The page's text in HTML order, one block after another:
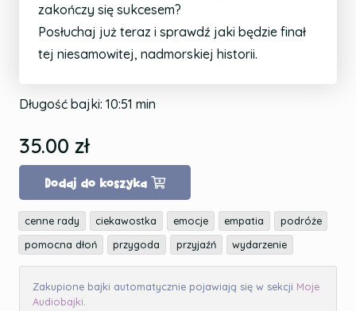
zakończy się sukcesem?
Posłuchaj już teraz i sprawdź jaki będzie finał
tej niesamowitej, nadmorskiej historii.
Długość bajki: 10:51 min
35.00 zł
Dodaj do koszyka
cenne rady ciekawostka emocje empatia
podróże
pomocna dłoń
przygoda przyjaźń wydarzenie
Zakupione bajki automatycznie pojawiają się w sekcji Moje
Audiobajki